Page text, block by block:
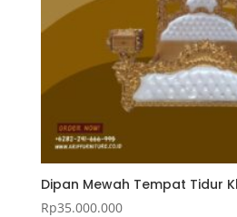
Dipan Mewah Tempat Tidur
Rp35.000.000